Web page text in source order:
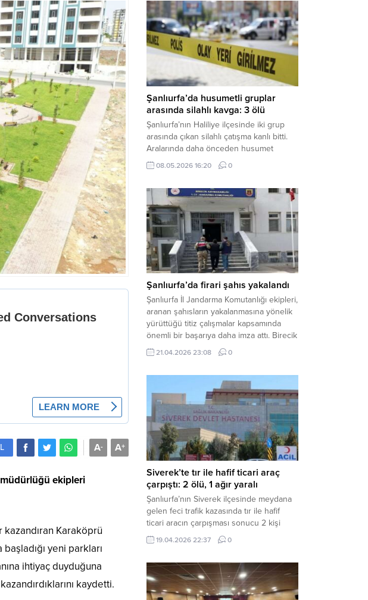
A+
A-
müdürlüğü ekipleri
kazandıran Karaköprü
yeni parkları
ihtiyaç duyduğuna
kaydetti.
Şanlıurfa’da husumetli gruplar
arasında silahlı kavga: 3 ölü
Şanlıurfa’nın Haliliye ilçesinde iki grup
arasında çıkan silahlı çatışma kanlı bitti.
Aralarında daha önceden husumet
olduğu öğrenilen tarafların kavgası
neticesinde 3 kişi olay yerinde yaşamını
ilçesine bağlı kırsal Konaç Mahallesi’nde
meydana geldi. Edinilen bilgilere göre,
aralarında husumet bulunan iki grup
arasında henüz belirlenemeyen bir...
08.05.2026 16:20 0
Şanlıurfa’da firari şahıs yakalandı
Şanlıurfa İl Jandarma Komutanlığı ekipleri,
aranan şahısların yakalanmasına yönelik
yürüttüğü titiz çalışmalar kapsamında
önemli bir başarıya daha imza attı. Birecik
ilçesinde düzenlenen operasyonla,
hakkında kesinleşmiş hapis cezası
teslim edildi. Haber Merkezi – Şanlıurfa
Valiliği İl Basın ve Halkla İlişkiler
Müdürlüğü tarafından yapılan açıklamaya
göre; İl...
21.04.2026 23:08 0
Siverek’te tır ile hafif ticari araç
çarpıştı: 2 ölü, 1 ağır yaralı
Şanlıurfa’nın Siverek ilçesinde meydana
gelen feci trafik kazasında tır ile hafif
ticari aracın çarpışması sonucu 2 kişi
yaşamını yitirdi, 1 kişi ise ağır yaralandı.
Haber Merkezi – Siverek-Adıyaman kara
çarpışması sonucu meydana gelen
kazada can pazarı yaşandı. Kafa Kafaya
Çarpıştılar Edinilen bilgilere göre,
19.04.2026 22:37 0